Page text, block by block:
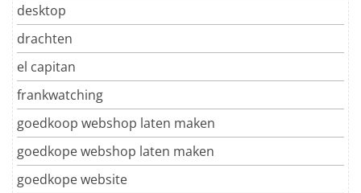
desktop
drachten
el capitan
frankwatching
goedkoop webshop laten maken
goedkope webshop laten maken
goedkope website